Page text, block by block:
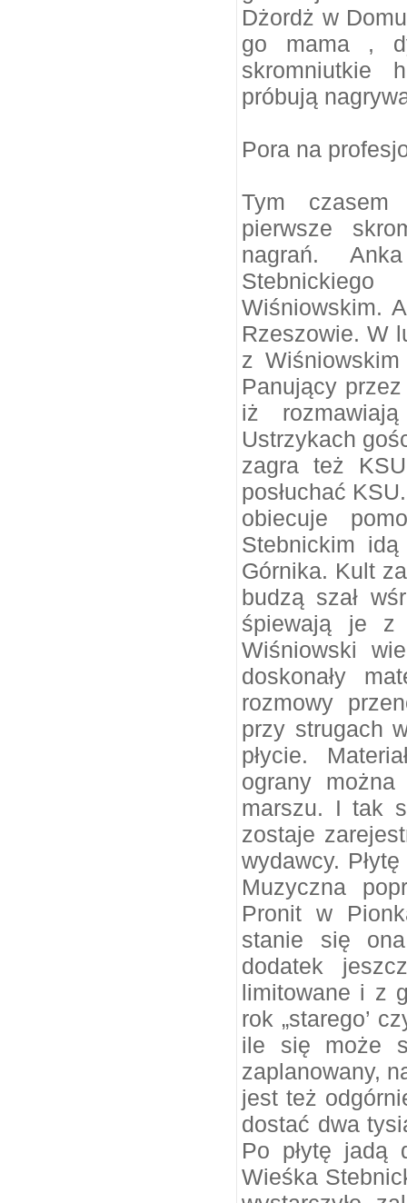
Dżordż w
go mama ,
skromniutkie
próbują
Pora na
Tym czasem
pierwsze
nagrań.
Wiśniowskim.
Rzeszowie. W
z
Panujący
iż
Ustrzykach
zagra też
posłuchać
obiecuje
Stebnickim
Górnika. Kult
budzą szał
śpiewają je z
Wiśniowski
doskonały
rozmowy
przy strugach
płycie.
ograny
marszu. I tak
zostaje
wydawcy.
Muzyczna
Pronit w
stanie się
dodatek
limitowane i z
rok „starego’
ile się może
zaplanowany,
jest też
dostać dwa
Po płytę jadą
Wieśka